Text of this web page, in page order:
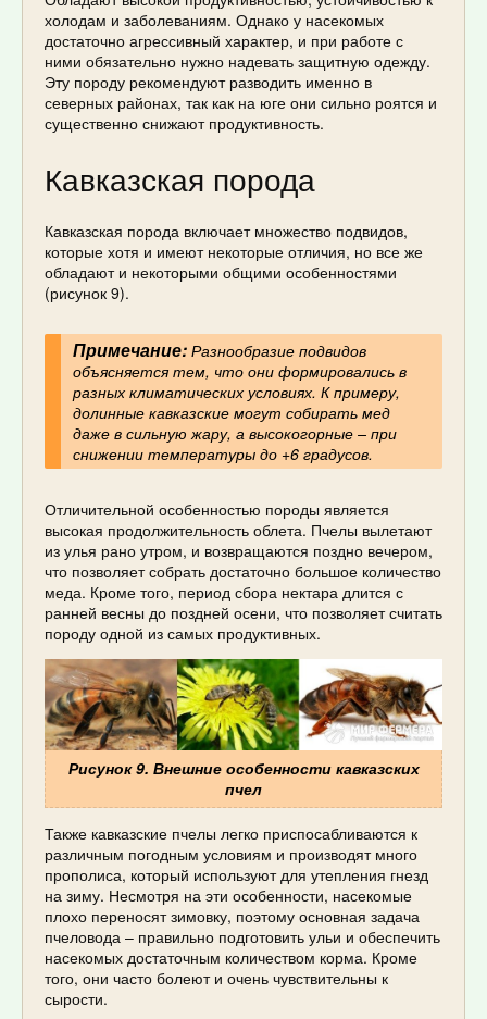
холодам и заболеваниям. Однако у насекомых
достаточно агрессивный характер, и при работе с
ними обязательно нужно надевать защитную одежду.
Эту породу рекомендуют разводить именно в
северных районах, так как на юге они сильно роятся и
существенно снижают продуктивность.
Кавказская порода
Кавказская порода включает множество подвидов,
которые хотя и имеют некоторые отличия, но все же
обладают и некоторыми общими особенностями
(рисунок 9).
Примечание:Разнообразие подвидов
объясняется тем, что они формировались в
разных климатических условиях. К примеру,
долинные кавказские могут собирать мед
даже в сильную жару, а высокогорные – при
снижении температуры до +6 градусов.
Отличительной особенностью породы является
высокая продолжительность облета. Пчелы вылетают
из улья рано утром, и возвращаются поздно вечером,
что позволяет собрать достаточно большое количество
меда. Кроме того, период сбора нектара длится с
ранней весны до поздней осени, что позволяет считать
породу одной из самых продуктивных.
Рисунок 9. Внешние особенности кавказских
пчел
Также кавказские пчелы легко приспосабливаются к
различным погодным условиям и производят много
прополиса, который используют для утепления гнезд
на зиму. Несмотря на эти особенности, насекомые
плохо переносят зимовку, поэтому основная задача
пчеловода – правильно подготовить ульи и обеспечить
насекомых достаточным количеством корма. Кроме
того, они часто болеют и очень чувствительны к
сырости.